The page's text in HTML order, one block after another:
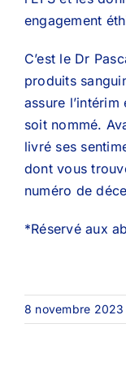
engagement
C’est le Dr
produits
assure
soit nommé.
livré ses
dont vous
numéro de
*Réservé aux
8 novembre 2023